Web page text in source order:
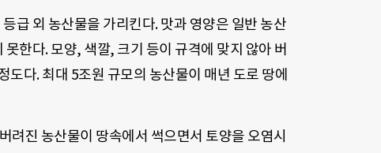
급 외 농산물을 가리킨다. 맛과 영양은 일반 농산
한다. 모양, 색깔, 크기 등이 규격에 맞지 않아 버
다. 최대 5조원 규모의 농산물이 매년 도로 땅에
려진 농산물이 땅속에서 썩으면서 토양을 오염시